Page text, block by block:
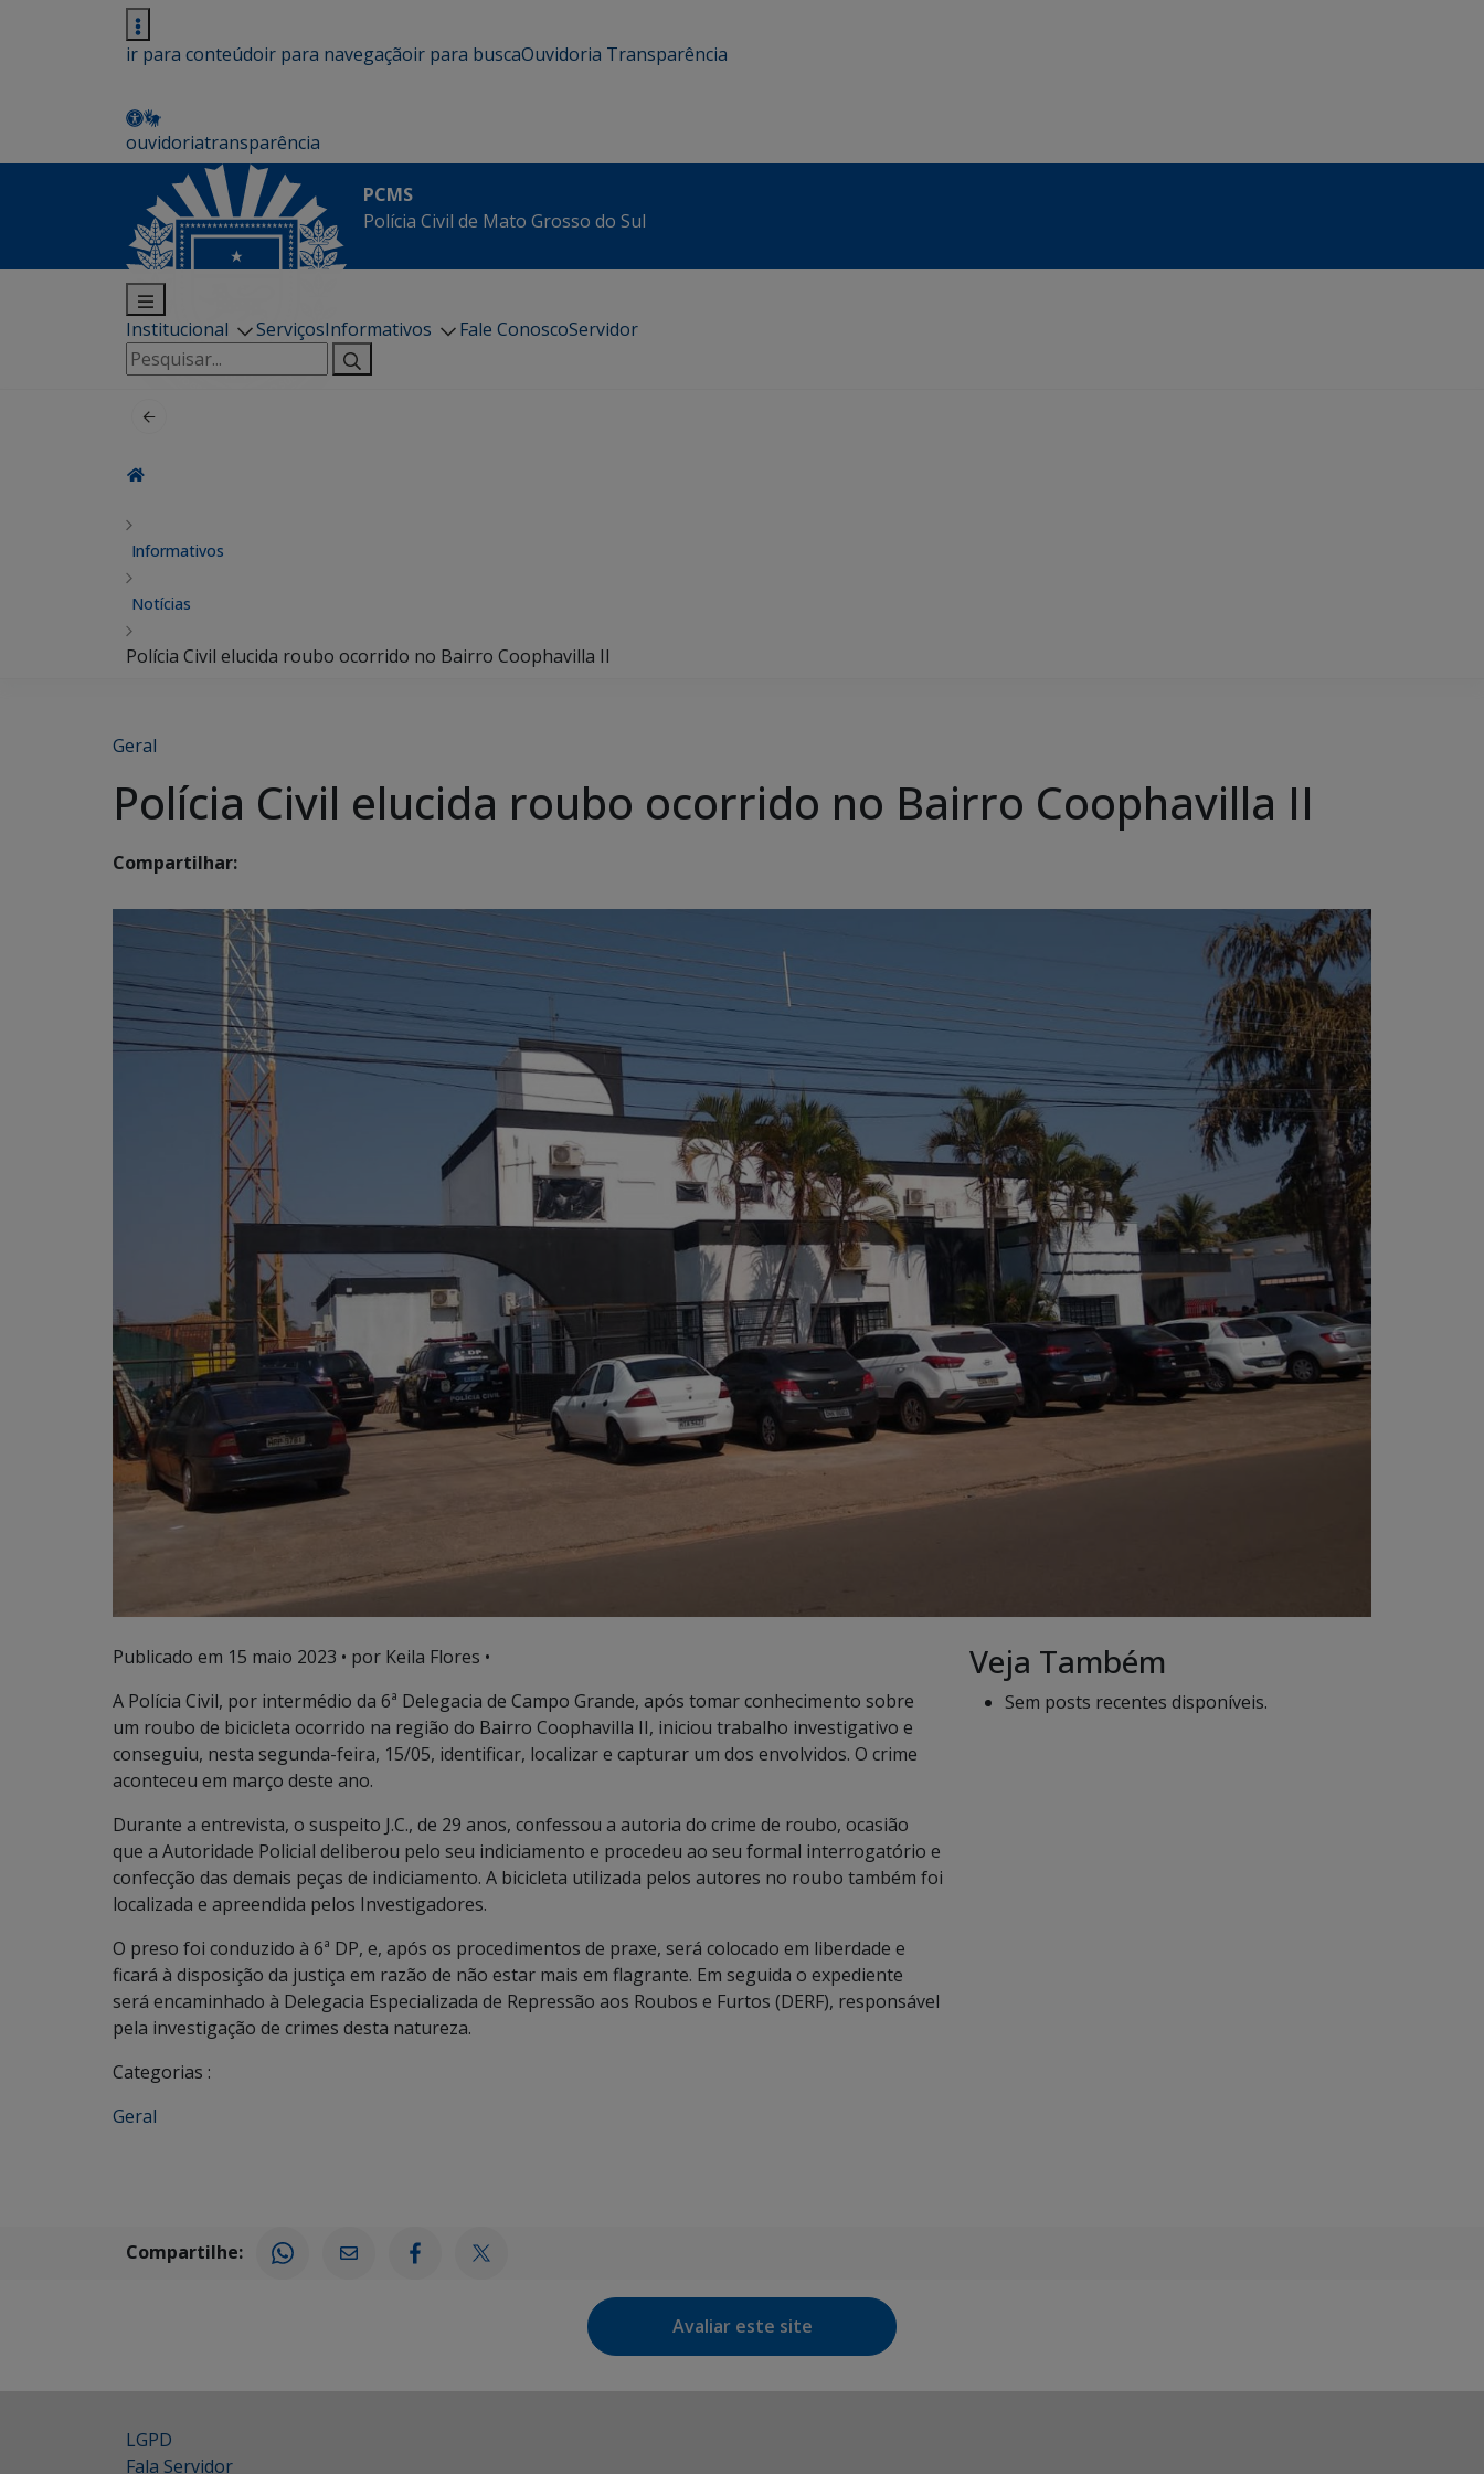
ir para conteúdoir para navegaçãoir para buscaOuvidoria Transparência
ouvidoriatransparência
PCMS
Polícia Civil de Mato Grosso do Sul
Institucional ServiçosInformativos Fale ConoscoServidor
Pesquisar
por:
Informativos
Notícias
Polícia Civil elucida roubo ocorrido no Bairro Coophavilla II
Geral
Polícia Civil elucida roubo ocorrido no Bairro Coophavilla II
Compartilhar:
Publicado em 15 maio 2023 • por Keila Flores •
A Polícia Civil, por intermédio da 6ª Delegacia de Campo Grande, após tomar conhecimento sobre
um roubo de bicicleta ocorrido na região do Bairro Coophavilla II, iniciou trabalho investigativo e
conseguiu, nesta segunda-feira, 15/05, identificar, localizar e capturar um dos envolvidos. O crime
aconteceu em março deste ano.
Durante a entrevista, o suspeito J.C., de 29 anos, confessou a autoria do crime de roubo, ocasião
que a Autoridade Policial deliberou pelo seu indiciamento e procedeu ao seu formal interrogatório e
confecção das demais peças de indiciamento. A bicicleta utilizada pelos autores no roubo também foi
localizada e apreendida pelos Investigadores.
O preso foi conduzido à 6ª DP, e, após os procedimentos de praxe, será colocado em liberdade e
ficará à disposição da justiça em razão de não estar mais em flagrante. Em seguida o expediente
será encaminhado à Delegacia Especializada de Repressão aos Roubos e Furtos (DERF), responsável
pela investigação de crimes desta natureza.
Categorias :
Geral
Veja Também
Sem posts recentes disponíveis.
Compartilhe:
Avaliar este site
LGPD
Fala Servidor